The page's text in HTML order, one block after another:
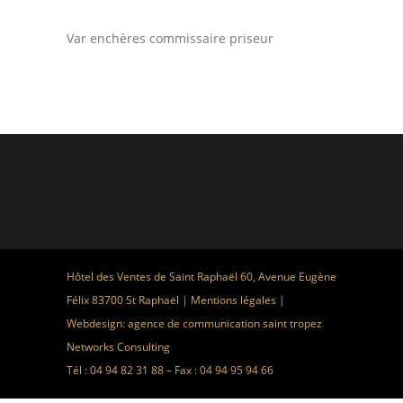
Var enchères commissaire priseur
Hôtel des Ventes de Saint Raphaël 60, Avenue Eugène
Félix 83700 St Raphaël | Mentions légales |
Webdesign:agence de communication saint tropez
Networks Consulting
Tél : 04 94 82 31 88 – Fax : 04 94 95 94 66